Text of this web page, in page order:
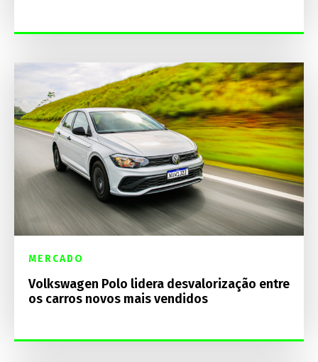
MERCADO
Volkswagen Polo lidera desvalorização entre
os carros novos mais vendidos